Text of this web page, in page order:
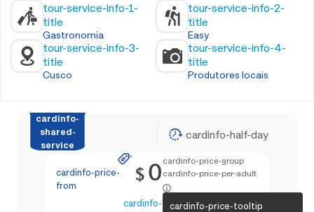
tour-service-info-1-
title
Gastronomia
tour-service-info-2-
title
Easy
tour-service-info-3-
title
Cusco
tour-service-info-4-
title
Produtores locais
cardinfo-
shared-
service
cardinfo-half-day
cardinfo-price-
from
$0 cardinfo-price-group
cardinfo-price-per-adult
cardinfo-price-tooltip
cardinfo-text-4